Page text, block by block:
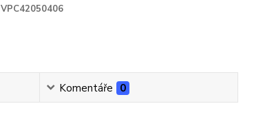
VPC42050406
Komentáře 0